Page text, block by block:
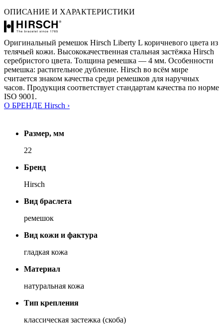
ОПИСАНИЕ И ХАРАКТЕРИСТИКИ
Оригинальный ремешок Hirsch Liberty L коричневого цвета из
телячьей кожи. Высококачественная стальная застёжка Hirsch
серебристого цвета. Толщина ремешка — 4 мм. Особенности
ремешка: растительное дубление. Hirsch во всём мире
считается знаком качества среди ремешков для наручных
часов. Продукция соответствует стандартам качества по норме
ISO 9001.
О БРЕНДЕ Hirsch ›
Размер, мм
22
Бренд
Hirsch
Вид браслета
ремешок
Вид кожи и фактура
гладкая кожа
Материал
натуральная кожа
Тип крепления
классическая застежка (скоба)